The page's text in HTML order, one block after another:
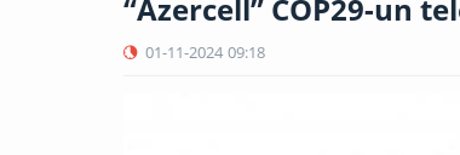
“Azercell” COP29-un
01-11-2024 09:18